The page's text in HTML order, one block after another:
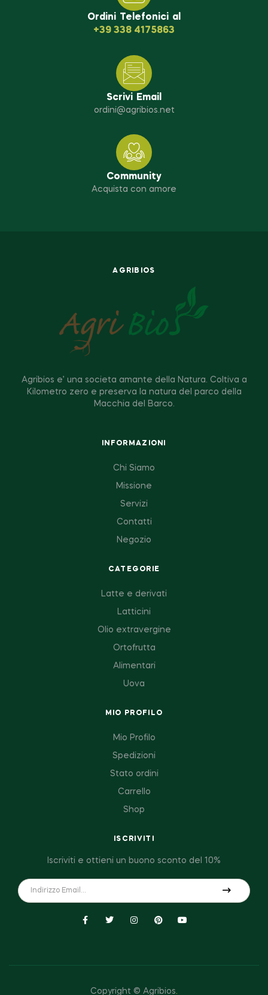
Ordini Telefonici al
+39 338 4175863
Scrivi Email
ordini@agribios.net
Community
Acquista con amore
AGRIBIOS
Agribios e’ una societa amante della Natura. Coltiva a
Kilometro zero e preserva la natura del parco della
Macchia del Barco.
INFORMAZIONI
Chi Siamo
Missione
Servizi
Contatti
Negozio
CATEGORIE
Latte e derivati
Latticini
Olio extravergine
Ortofrutta
Alimentari
Uova
MIO PROFILO
Mio Profilo
Spedizioni
Stato ordini
Carrello
Shop
ISCRIVITI
Iscriviti e ottieni un buono sconto del 10%
Copyright © Agribios.